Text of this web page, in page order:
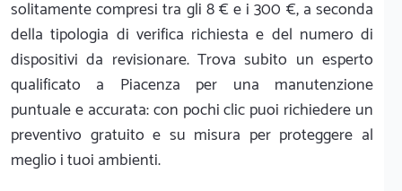
solitamente compresi tra gli 8 € e i 300 €, a seconda
della tipologia di verifica richiesta e del numero di
dispositivi da revisionare. Trova subito un esperto
qualificato a Piacenza per una manutenzione
puntuale e accurata: con pochi clic puoi richiedere un
preventivo gratuito e su misura per proteggere al
meglio i tuoi ambienti.